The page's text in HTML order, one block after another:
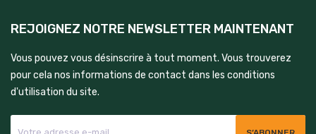
REJOIGNEZ NOTRE NEWSLETTER MAINTENANT
Vous pouvez vous désinscrire à tout moment. Vous trouverez
pour cela nos informations de contact dans les conditions
d'utilisation du site.